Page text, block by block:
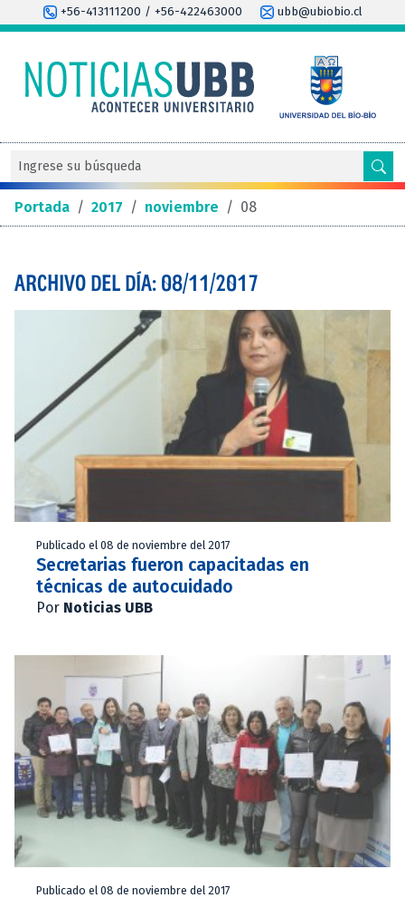
+56-413111200 / +56-422463000 ubb@ubiobio.cl
Portada / 2017 / noviembre / 08
ARCHIVO DEL DÍA: 08/11/2017
Publicado el 08 de noviembre del 2017
Secretarias fueron capacitadas en
técnicas de autocuidado
Por Noticias UBB
Publicado el 08 de noviembre del 2017